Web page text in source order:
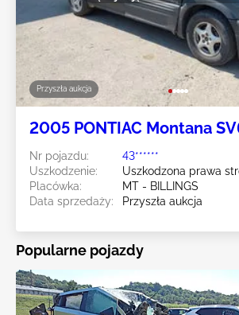
Przyszła aukcja
2005 PONTIAC Montana
Nr pojazdu:
43******
Uszkodzenie:
Uszkodzona prawa
Placówka:
MT - BILLINGS
Data sprzedaży:
Przyszła aukcja
Popularne pojazdy